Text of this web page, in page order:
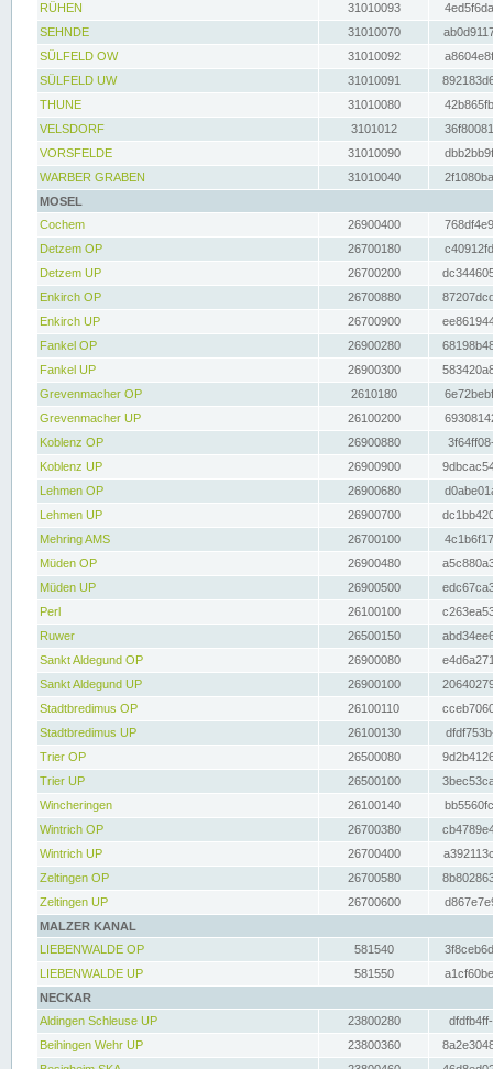
RÜHEN
31010093
SEHNDE
31010070
SÜLFELD OW
31010092
SÜLFELD UW
31010091
THUNE
31010080
VELSDORF
3101012
VORSFELDE
31010090
WARBER GRABEN
31010040
MOSEL
Cochem
26900400
Detzem OP
26700180
Detzem UP
26700200
Enkirch OP
26700880
Enkirch UP
26700900
Fankel OP
26900280
Fankel UP
26900300
Grevenmacher OP
2610180
Grevenmacher UP
26100200
Koblenz OP
26900880
Koblenz UP
26900900
Lehmen OP
26900680
Lehmen UP
26900700
Mehring AMS
26700100
Müden OP
26900480
Müden UP
26900500
Perl
26100100
Ruwer
26500150
Sankt Aldegund OP
26900080
Sankt Aldegund UP
26900100
Stadtbredimus OP
26100110
Stadtbredimus UP
26100130
Trier OP
26500080
Trier UP
26500100
Wincheringen
26100140
Wintrich OP
26700380
Wintrich UP
26700400
Zeltingen OP
26700580
Zeltingen UP
26700600
MALZER KANAL
LIEBENWALDE OP
581540
LIEBENWALDE UP
581550
NECKAR
Aldingen Schleuse UP
23800280
Beihingen Wehr UP
23800360